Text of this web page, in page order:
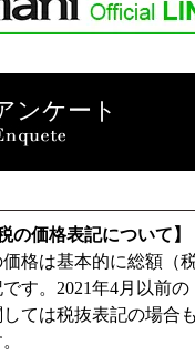
ンケート
の価格表記について】
格は基本的に総額（
す。2021年4月以前の
ては税抜表記の場合も